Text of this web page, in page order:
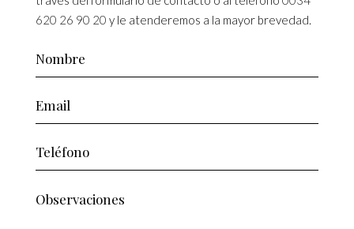
620 26 90 20 y le atenderemos a la mayor brevedad.